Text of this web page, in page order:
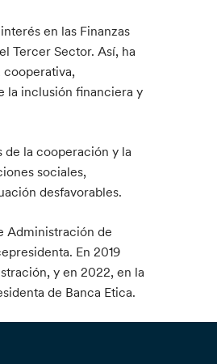
en las Finanzas
Tercer Sector. Así, ha
cooperativa,
la inclusión financiera y
de la cooperación y la
sociales,
desfavorables.
Administración de
En 2019
y en 2022, en la
de Banca Etica.